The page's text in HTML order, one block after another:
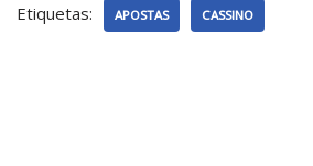
Etiquetas: APOSTAS CASSINO